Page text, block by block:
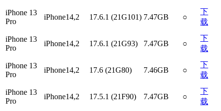
iPhone 13
Pro
iPhone14,2 17.6.1 (21G101) 7.47GB ○
下
载
iPhone 13
Pro
iPhone14,2 17.6.1 (21G93) 7.47GB ○
下
载
iPhone 13
Pro
iPhone14,2 17.6 (21G80) 7.46GB ○
下
载
iPhone 13
Pro
iPhone14,2 17.5.1 (21F90) 7.47GB ○
下
载